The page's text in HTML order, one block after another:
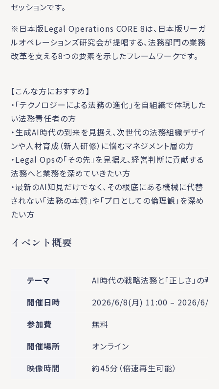
セッションです。
※日本版Legal Operations CORE 8は、日本版リーガ
ルオペレーションズ研究会が提唱する、法務部門の業務
改革を支える8つの要素を示したフレームワークです。
【こんな方におすすめ】
・「テクノロジーによる法務の進化」を自組織で体現した
い法務責任者の方
・生成AI時代の到来を見据え、次世代の法務組織デザイ
ンや人材育成（新人研修）に悩むマネジメント層の方
・Legal Opsの「その先」を見据え、経営判断に貢献する
法務へと業務を深めていきたい方
・最新のAI知見だけでなく、その根底にある機械に代替
されない「法務の本質」や「プロとしての倫理観」を深め
たい方
イベント概要
テーマ
AI時代の戦略法務と「正しさ」の考
開催日時
2026/6/8(月) 11:00 – 2026/6/
参加費
無料
開催場所
オンライン
映像時間
約45分（倍速再生可能）